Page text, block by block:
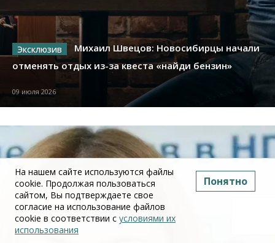
Михаил Швецов: Новосибирцы начали
отменять отдых из-за квеста «найди бензин»
09 июля 2026
На нашем сайте используются файлы
cookie. Продолжая пользоваться
сайтом, Вы подтверждаете свое
согласие на использование файлов
cookie в соответствии с условиями их
использования
Понятно